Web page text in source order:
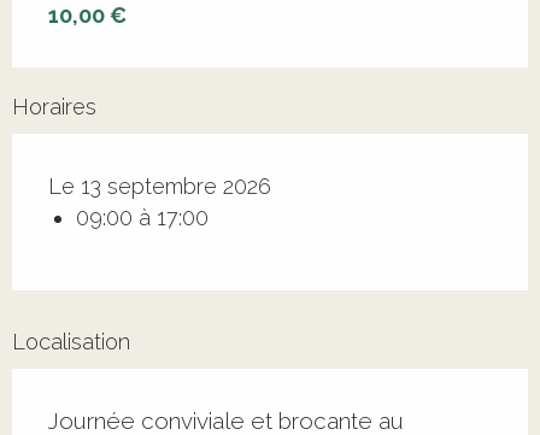
10,00 €
Horaires
Le 13 septembre 2026
09:00 à 17:00
Localisation
Journée conviviale et brocante au